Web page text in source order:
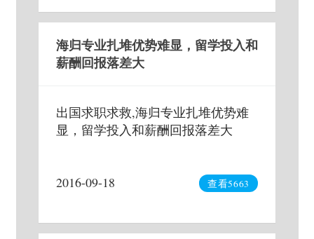
海归专业扎堆优势难显，留学投入和
薪酬回报落差大
出国求职求救,海归专业扎堆优势难
显，留学投入和薪酬回报落差大
2016-09-18 查看5663